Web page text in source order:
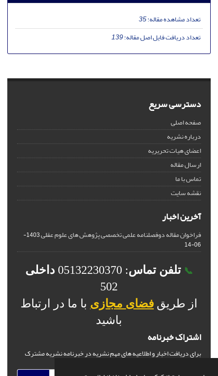
تعداد مشاهده مقاله:35
تعداد دریافت فایل اصل مقاله:139
دسترسی سریع
صفحه اصلی
درباره نشریه
اعضای هیات تحریریه
ارسال مقاله
تماس با ما
نقشه سایت
آخرین اخبار
فراخوان مقاله دوفصلنامه علمی تخصصی پژوهش های علوم عقلی
1403-
06-14
📞 تلفن تماس: 05132230370
داخلی
502
از طریق فضای مجازی با ما در ارتباط
باشید
اشتراک خبرنامه
برای دریافت اخبار و اطلاعیه های مهم نشریه در خبرنامه نشریه مشترک